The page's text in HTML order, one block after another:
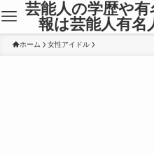
芸能人の学歴や
報は芸能人有名
ホーム 女性アイドル